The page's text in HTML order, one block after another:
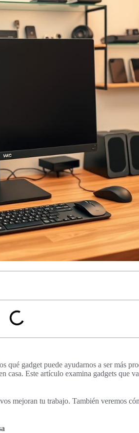
qué gadget puede ayudarnos a ser más
casa. Este artículo examina gadgets que
mejoran tu trabajo. También veremos